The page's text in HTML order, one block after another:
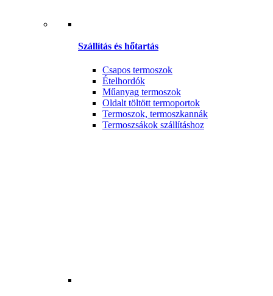
Szállítás és hőtartás
Csapos termoszok
Ételhordók
Műanyag termoszok
Oldalt töltött termoportok
Termoszok, termoszkannák
Termoszsákok szállításhoz